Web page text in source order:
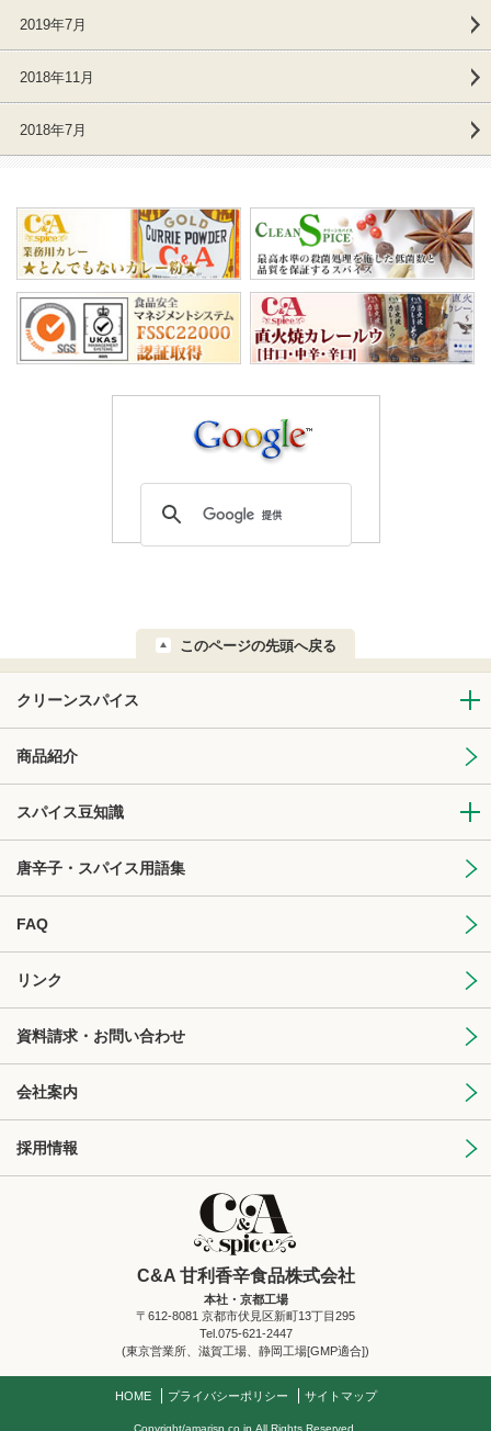
2019年7月
2018年11月
2018年7月
このページの先頭へ戻る
クリーンスパイス
商品紹介
スパイス豆知識
唐辛子・スパイス用語集
FAQ
リンク
資料請求・お問い合わせ
会社案内
採用情報
C&A 甘利香辛食品株式会社
本社・京都工場
〒612-8081 京都市伏見区新町13丁目295
Tel.075-621-2447
(東京営業所、滋賀工場、静岡工場[GMP適合])
HOME プライバシーポリシー サイトマップ
Copyright/amarisp.co.jp.All Rights Reserved.